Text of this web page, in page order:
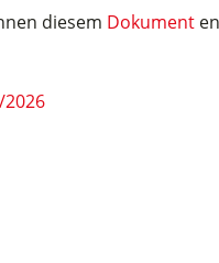
diesem Dokument